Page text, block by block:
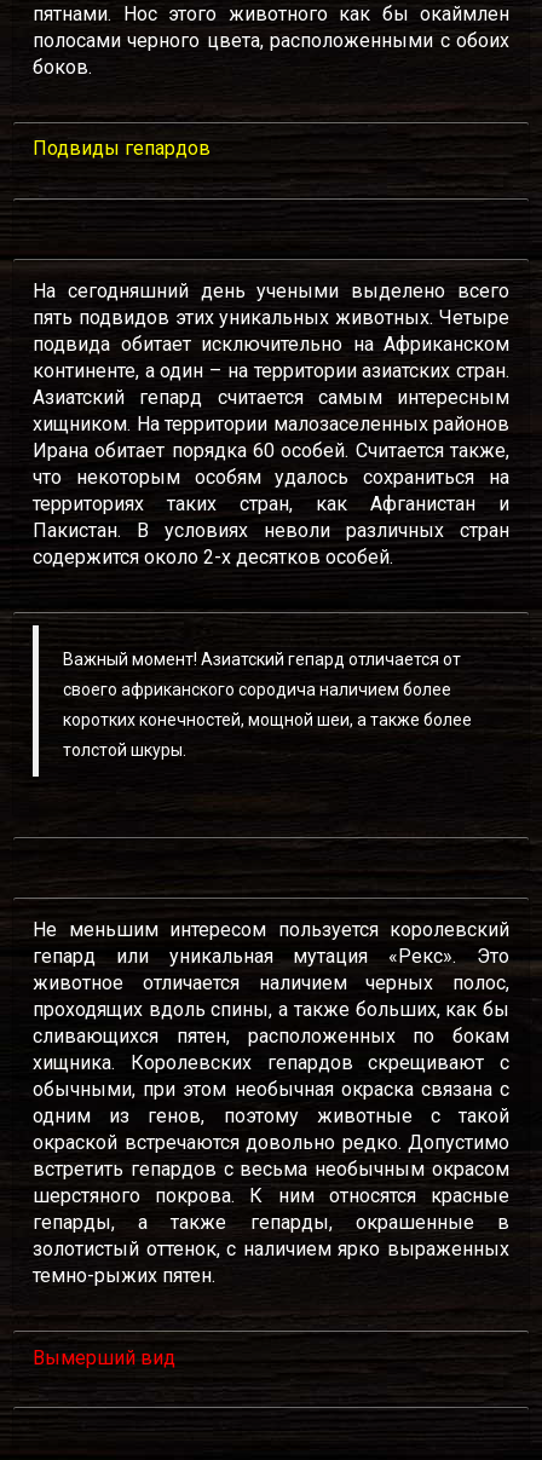
пятнами. Нос этого животного как бы окаймлен
полосами черного цвета, расположенными с обоих
боков.
Подвиды гепардов
На сегодняшний день учеными выделено всего
пять подвидов этих уникальных животных. Четыре
подвида обитает исключительно на Африканском
континенте, а один – на территории азиатских стран.
Азиатский гепард считается самым интересным
хищником. На территории малозаселенных районов
Ирана обитает порядка 60 особей. Считается также,
что некоторым особям удалось сохраниться на
территориях таких стран, как Афганистан и
Пакистан. В условиях неволи различных стран
содержится около 2-х десятков особей.
Важный момент! Азиатский гепард отличается от
своего африканского сородича наличием более
коротких конечностей, мощной шеи, а также более
толстой шкуры.
Не меньшим интересом пользуется королевский
гепард или уникальная мутация «Рекс». Это
животное отличается наличием черных полос,
проходящих вдоль спины, а также больших, как бы
сливающихся пятен, расположенных по бокам
хищника. Королевских гепардов скрещивают с
обычными, при этом необычная окраска связана с
одним из генов, поэтому животные с такой
окраской встречаются довольно редко. Допустимо
встретить гепардов с весьма необычным окрасом
шерстяного покрова. К ним относятся красные
гепарды, а также гепарды, окрашенные в
золотистый оттенок, с наличием ярко выраженных
темно-рыжих пятен.
Вымерший вид